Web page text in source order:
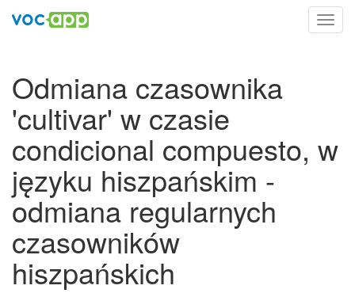
Odmiana czasownika
'cultivar' w czasie
condicional compuesto, w
języku hiszpańskim -
odmiana regularnych
czasowników
hiszpańskich